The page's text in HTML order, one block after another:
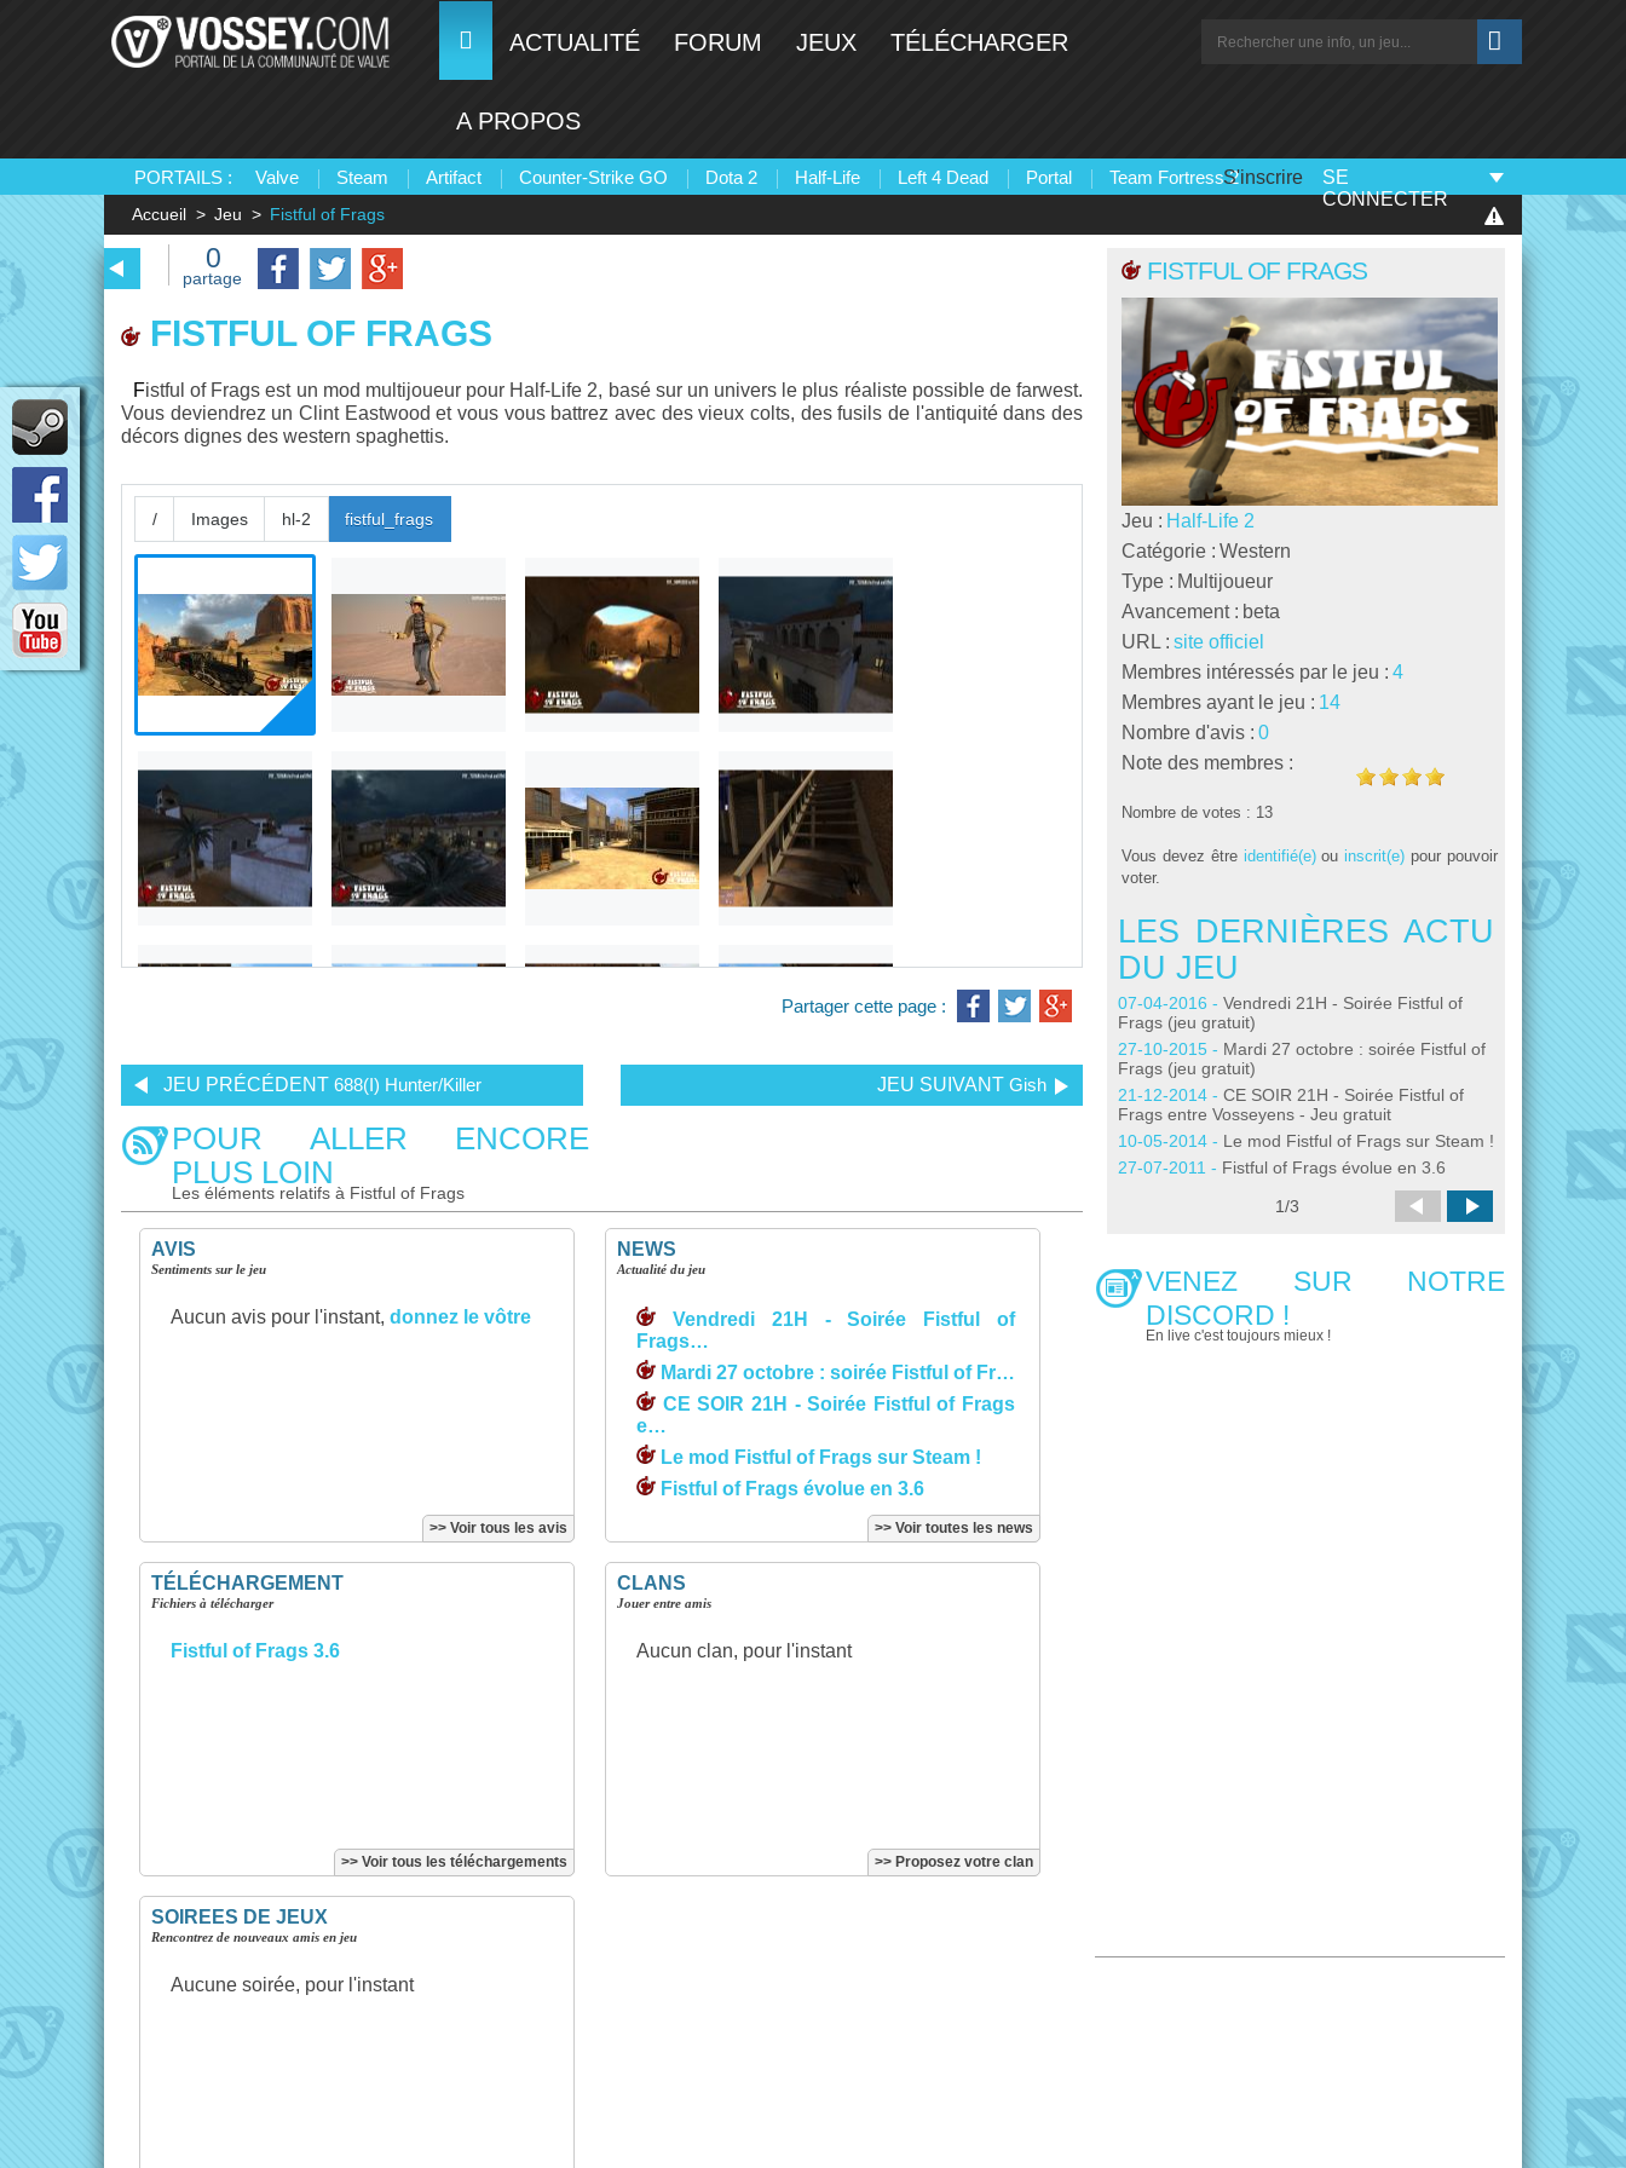
PORTAILS : Valve Steam Artifact Counter-Strike GO Dota 2 Half-Life Left 4 Dead Portal Team Fortress 2
ACTUALITÉ FORUM JEUX TÉLÉCHARGER
A PROPOS
S'inscrire
SE
CONNECTER
Accueil Jeu Fistful of Frags
0
partage
FISTFUL OF FRAGS
Fistful of Frags est un mod multijoueur pour Half-Life 2, basé sur un univers le plus réaliste possible de farwest.
Vous deviendrez un Clint Eastwood et vous vous battrez avec des vieux colts, des fusils de l'antiquité dans des
décors dignes des western spaghettis.
Partager cette page :
JEU PRÉCÉDENT 688(I) Hunter/Killer JEU SUIVANT Gish
POUR ALLER ENCORE
PLUS LOIN
Les éléments relatifs à Fistful of Frags
AVIS
Sentiments sur le jeu
Aucun avis pour l'instant, donnez le vôtre
>> Voir tous les avis
NEWS
Actualité du jeu
Vendredi 21H - Soirée Fistful of
Frags…
Mardi 27 octobre : soirée Fistful of Fr…
CE SOIR 21H - Soirée Fistful of Frags
e…
Le mod Fistful of Frags sur Steam !
Fistful of Frags évolue en 3.6
>> Voir toutes les news
TÉLÉCHARGEMENT
Fichiers à télécharger
Fistful of Frags 3.6
>> Voir tous les téléchargements
CLANS
Jouer entre amis
Aucun clan, pour l'instant
>> Proposez votre clan
SOIREES DE JEUX
Rencontrez de nouveaux amis en jeu
Aucune soirée, pour l'instant
FISTFUL OF FRAGS
Jeu : Half-Life 2
Catégorie : Western
Type : Multijoueur
Avancement : beta
URL : site officiel
Membres intéressés par le jeu : 4
Membres ayant le jeu : 14
Nombre d'avis : 0
Note des membres :
Nombre de votes : 13
Vous devez être identifié(e)ouinscrit(e) pour pouvoir
voter.
LES DERNIÈRES ACTU
DU JEU
07-04-2016 - Vendredi 21H - Soirée Fistful of
Frags (jeu gratuit)
27-10-2015 - Mardi 27 octobre : soirée Fistful of
Frags (jeu gratuit)
21-12-2014 - CE SOIR 21H - Soirée Fistful of
Frags entre Vosseyens - Jeu gratuit
10-05-2014 - Le mod Fistful of Frags sur Steam !
27-07-2011 - Fistful of Frags évolue en 3.6
LES
24-06-2009 -
Frags disponible
1/3
VENEZ SUR NOTRE
DISCORD !
En live c'est toujours mieux !